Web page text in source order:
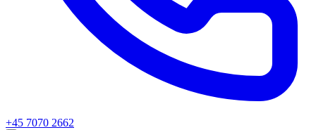
+45 7070 2662